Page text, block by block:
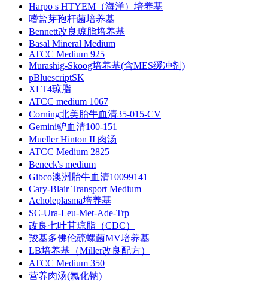
Harpo s HTYEM（海洋）培养基
嗜盐芽孢杆菌培养基
Bennett改良琼脂培养基
Basal Mineral Medium
ATCC Medium 925
Murashig-Skoog培养基(含MES缓冲剂)
pBluescriptSK
XLT4琼脂
ATCC medium 1067
Corning北美胎牛血清35-015-CV
Gemini驴血清100-151
Mueller Hinton II 肉汤
ATCC Medium 2825
Beneck's medium
Gibco澳洲胎牛血清10099141
Cary-Blair Transport Medium
Acholeplasma培养基
SC-Ura-Leu-Met-Ade-Trp
改良七叶苷琼脂（CDC）
羧基多佛伦硫螺菌MV培养基
LB培养基（Miller改良配方）
ATCC Medium 350
营养肉汤(氯化钠)